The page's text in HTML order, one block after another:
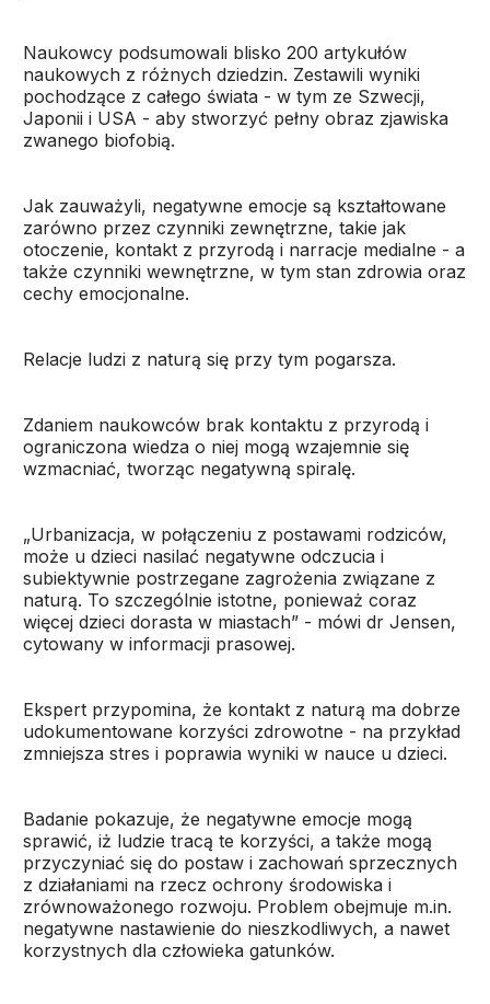
Naukowcy podsumowali blisko 200 artykułów
naukowych z różnych dziedzin. Zestawili wyniki
pochodzące z całego świata - w tym ze Szwecji,
Japonii i USA - aby stworzyć pełny obraz zjawiska
zwanego biofobią.
Jak zauważyli, negatywne emocje są kształtowane
zarówno przez czynniki zewnętrzne, takie jak
otoczenie, kontakt z przyrodą i narracje medialne - a
także czynniki wewnętrzne, w tym stan zdrowia oraz
cechy emocjonalne.
Relacje ludzi z naturą się przy tym pogarsza.
Zdaniem naukowców brak kontaktu z przyrodą i
ograniczona wiedza o niej mogą wzajemnie się
wzmacniać, tworząc negatywną spiralę.
„Urbanizacja, w połączeniu z postawami rodziców,
może u dzieci nasilać negatywne odczucia i
subiektywnie postrzegane zagrożenia związane z
naturą. To szczególnie istotne, ponieważ coraz
więcej dzieci dorasta w miastach” - mówi dr Jensen,
cytowany w informacji prasowej.
Ekspert przypomina, że kontakt z naturą ma dobrze
udokumentowane korzyści zdrowotne - na przykład
zmniejsza stres i poprawia wyniki w nauce u dzieci.
Badanie pokazuje, że negatywne emocje mogą
sprawić, iż ludzie tracą te korzyści, a także mogą
przyczyniać się do postaw i zachowań sprzecznych
z działaniami na rzecz ochrony środowiska i
zrównoważonego rozwoju. Problem obejmuje m.in.
negatywne nastawienie do nieszkodliwych, a nawet
korzystnych dla człowieka gatunków.